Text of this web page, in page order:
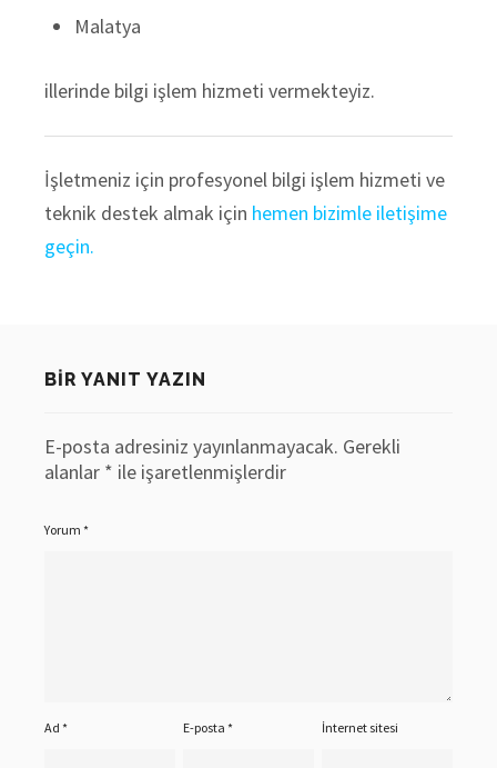
Malatya
illerinde bilgi işlem hizmeti vermekteyiz.
İşletmeniz için profesyonel bilgi işlem hizmeti ve
teknik destek almak için hemen bizimle iletişime
geçin.
BIR YANIT YAZIN
E-posta adresiniz yayınlanmayacak. Gerekli
alanlar * ile işaretlenmişlerdir
Yorum *
Ad * E-posta* İnternet sitesi